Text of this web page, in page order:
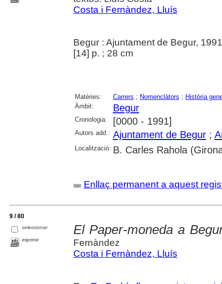
Costa i Fernàndez, Lluís
Begur : Ajuntament de Begur, 1991
[14] p. ; 28 cm
Matèries: Carrers ; Nomenclàtors ; Història
Àmbit:
Begur
Cronologia: [0000 - 1991]
Autors add.: Ajuntament de Begur;
Localització: B. Carles Rahola
Enllaç permanent a aquest
9 / 80
seleccionar
imprimir
El Paper-moneda a
Fernàndez
Costa i Fernàndez, Lluís